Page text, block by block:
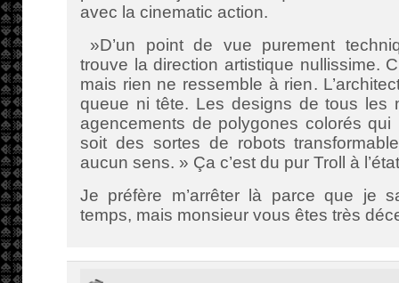
avec la cinematic action.
»D’un point de vue purement
trouve la direction artistique nullissime.
mais rien ne ressemble à rien.
queue ni tête. Les designs de tous les
agencements de polygones colorés
soit des sortes de robots
aucun sens. » Ça c’est du pur Troll à
Je préfère m’arrêter là parce que je
temps, mais monsieur vous êtes très